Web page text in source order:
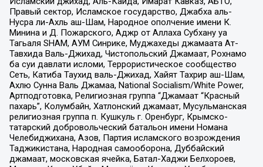
Правый сектор, Исламское государство, Джабха аль-
Нусра ли-Ахль аш-Шам, Народное ополчение имени К.
Минина и Д. Пожарского, Аджр от Аллаха Субхану уа
Тагьаля SHAM, АУМ Синрике, Муджахеды джамаата Ат-
Тавхида Валь-Джихад, Чистопольский Джамаат, Рохнамо
ба суи давлати исломи, Террористическое сообщество
Сеть, Катиба Таухид валь-Джихад, Хайят Тахрир аш-Шам,
Ахлю Сунна Валь Джамаа, National Socialism/White Power,
Артподготовка, Религиозная группа “Джамаат “Красный
пахарь”, Колумбайн, Хатлонский джамаат, Мусульманская
религиозная группа п. Кушкуль г. Оренбург, Крымско-
татарский добровольческий батальон имени Номана
Челебиджихана, Азов, Партия исламского возрождения
Таджикистана, Народная самооборона, Дуббайский
джамаат, московская ячейка, Батал-Хаджи Белхороев,